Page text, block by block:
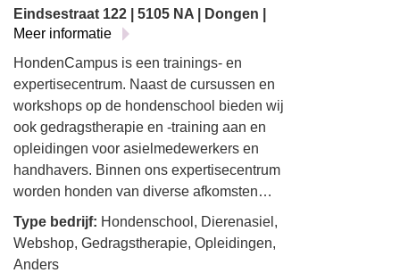
Eindsestraat 122 | 5105 NA | Dongen |
Meer informatie
HondenCampus is een trainings- en
expertisecentrum. Naast de cursussen en
workshops op de hondenschool bieden wij
ook gedragstherapie en -training aan en
opleidingen voor asielmedewerkers en
handhavers. Binnen ons expertisecentrum
worden honden van diverse afkomsten…
Type bedrijf: Hondenschool, Dierenasiel,
Webshop, Gedragstherapie, Opleidingen,
Anders